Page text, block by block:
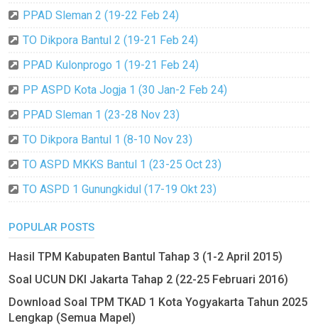
PPAD Sleman 2 (19-22 Feb 24)
TO Dikpora Bantul 2 (19-21 Feb 24)
PPAD Kulonprogo 1 (19-21 Feb 24)
PP ASPD Kota Jogja 1 (30 Jan-2 Feb 24)
PPAD Sleman 1 (23-28 Nov 23)
TO Dikpora Bantul 1 (8-10 Nov 23)
TO ASPD MKKS Bantul 1 (23-25 Oct 23)
TO ASPD 1 Gunungkidul (17-19 Okt 23)
POPULAR POSTS
Hasil TPM Kabupaten Bantul Tahap 3 (1-2 April 2015)
Soal UCUN DKI Jakarta Tahap 2 (22-25 Februari 2016)
Download Soal TPM TKAD 1 Kota Yogyakarta Tahun 2025
Lengkap (Semua Mapel)